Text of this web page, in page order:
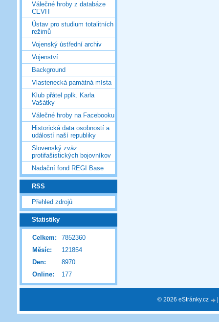
Válečné hroby z databáze
CEVH
Ústav pro studium totalitních
režimů
Vojenský ústřední archiv
Vojenství
Background
Vlastenecká památná místa
Klub přátel pplk. Karla
Vašátky
Válečné hroby na Facebooku
Historická data osobností a
událostí naší republiky
Slovenský zväz
protifašistických bojovníkov
Nadační fond REGI Base
RSS
Přehled zdrojů
Statistiky
Online: 177
Celkem:
7852360
Měsíc:
121854
Den:
8970
© 2026 eStránky.cz